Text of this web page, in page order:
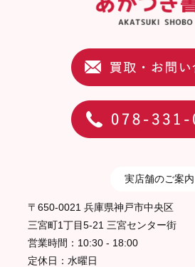
実店舗のご案内
〒650-0021 兵庫県神戸市中央区
三宮町1丁目5-21 三宮センター街
営業時間：10:30 - 18:00
定休日：水曜日